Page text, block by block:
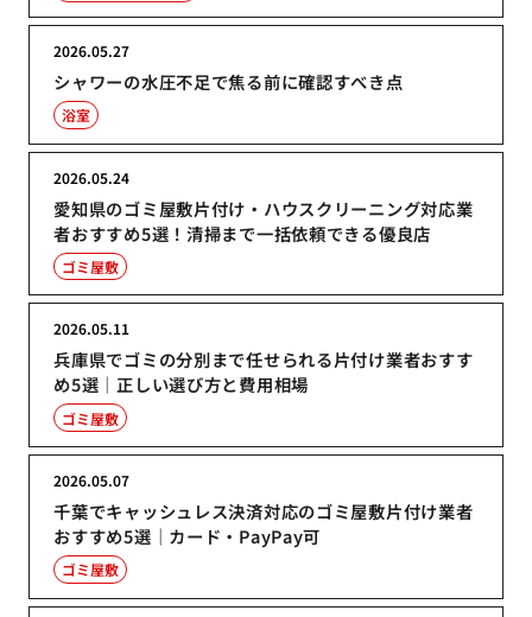
シャワーの水圧不足で焦る前に確認すべき点
2026.05.27
浴室
愛知県のゴミ屋敷片付け・ハウスクリーニング対応業
者おすすめ5選！清掃まで一括依頼できる優良店
2026.05.24
ゴミ屋敷
兵庫県でゴミの分別まで任せられる片付け業者おすす
め5選｜正しい選び方と費用相場
2026.05.11
ゴミ屋敷
千葉でキャッシュレス決済対応のゴミ屋敷片付け業者
おすすめ5選｜カード・PayPay可
2026.05.07
ゴミ屋敷